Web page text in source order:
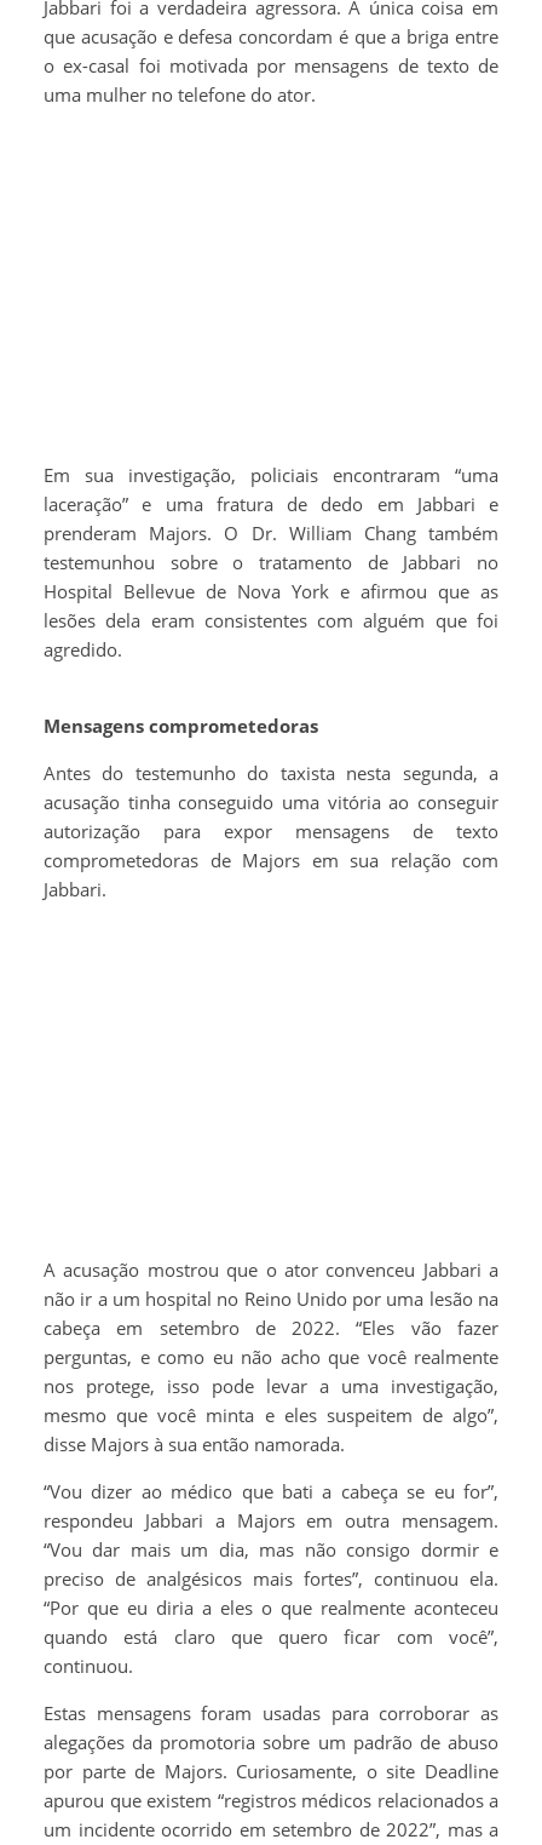
Jabbari foi a verdadeira agressora. A única coisa em
que acusação e defesa concordam é que a briga entre
o ex-casal foi motivada por mensagens de texto de
uma mulher no telefone do ator.
Em sua investigação, policiais encontraram “uma
laceração” e uma fratura de dedo em Jabbari e
prenderam Majors. O Dr. William Chang também
testemunhou sobre o tratamento de Jabbari no
Hospital Bellevue de Nova York e afirmou que as
lesões dela eram consistentes com alguém que foi
agredido.
Mensagens comprometedoras
Antes do testemunho do taxista nesta segunda, a
acusação tinha conseguido uma vitória ao conseguir
autorização para expor mensagens de texto
comprometedoras de Majors em sua relação com
Jabbari.
A acusação mostrou que o ator convenceu Jabbari a
não ir a um hospital no Reino Unido por uma lesão na
cabeça em setembro de 2022. “Eles vão fazer
perguntas, e como eu não acho que você realmente
nos protege, isso pode levar a uma investigação,
mesmo que você minta e eles suspeitem de algo”,
disse Majors à sua então namorada.
“Vou dizer ao médico que bati a cabeça se eu for”,
respondeu Jabbari a Majors em outra mensagem.
“Vou dar mais um dia, mas não consigo dormir e
preciso de analgésicos mais fortes”, continuou ela.
“Por que eu diria a eles o que realmente aconteceu
quando está claro que quero ficar com você”,
continuou.
Estas mensagens foram usadas para corroborar as
alegações da promotoria sobre um padrão de abuso
por parte de Majors. Curiosamente, o site Deadline
apurou que existem “registros médicos relacionados a
um incidente ocorrido em setembro de 2022”, mas a